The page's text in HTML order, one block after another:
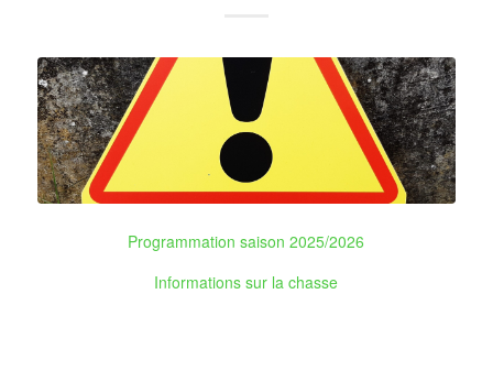
Programmation saison 2025/2026
Informations sur la chasse